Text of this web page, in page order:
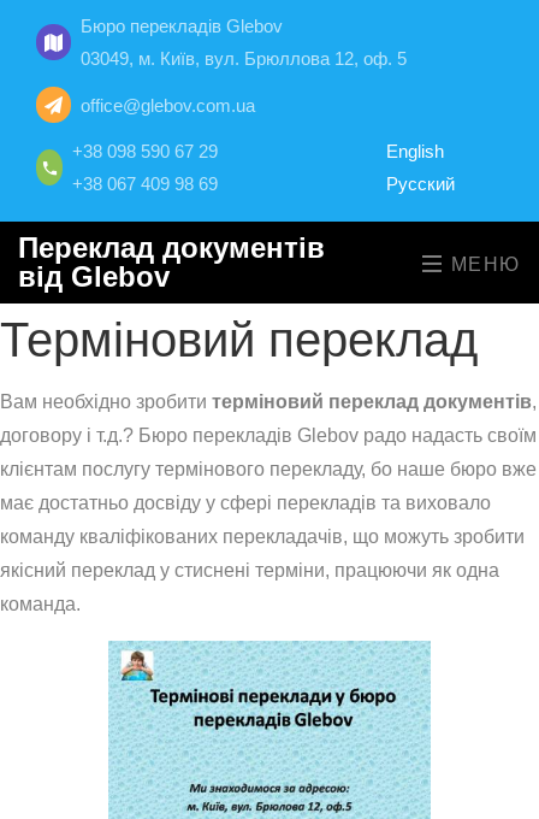
Бюро перекладів Glebov
03049, м. Київ, вул. Брюллова 12, оф. 5
office@glebov.com.ua
+38 098 590 67 29
+38 067 409 98 69
English
Русский
Переклад документів
від Glebov
МЕНЮ
Терміновий переклад
Вам необхідно зробити терміновий переклад документів,
договору і т.д.? Бюро перекладів Glebov радо надасть своїм
клієнтам послугу термінового перекладу, бо наше бюро вже
має достатньо досвіду у сфері перекладів та виховало
команду кваліфікованих перекладачів, що можуть зробити
якісний переклад у стиснені терміни, працюючи як одна
команда.